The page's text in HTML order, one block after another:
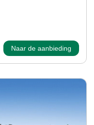
Naar de aanbieding